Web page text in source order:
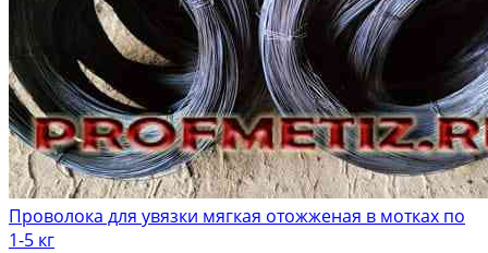
Проволока для увязки мягкая отожженая в мотках по
1-5 кг